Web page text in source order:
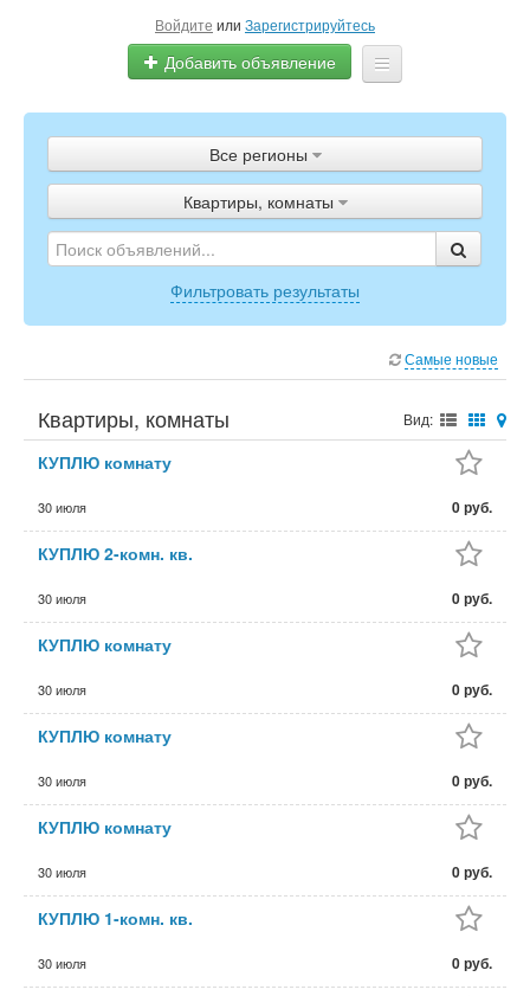
Войдите или Зарегистрируйтесь
Добавить объявление
Объявления
Полистать газету
ТВ-программа
Все регионы
Квартиры, комнаты
Фильтровать результаты
Самые новые
Квартиры, комнаты Вид:
КУПЛЮ комнату
30 июля 0 руб.
КУПЛЮ 2-комн. кв.
30 июля 0 руб.
КУПЛЮ комнату
30 июля 0 руб.
КУПЛЮ комнату
30 июля 0 руб.
КУПЛЮ комнату
30 июля 0 руб.
КУПЛЮ 1-комн. кв.
30 июля 0 руб.